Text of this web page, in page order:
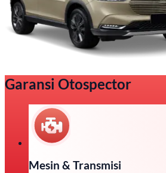
Garansi Otospector
Mesin & Transmisi